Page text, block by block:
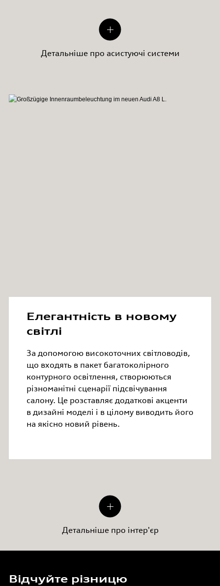
Детальніше про асистуючі системи
Елегантність в новому
світлі
За допомогою високоточних світловодів,
що входять в пакет багатоколірного
контурного освітлення, створюються
різноманітні сценарії підсвічування
салону. Це розставляє додаткові акценти
в дизайні моделі і в цілому виводить його
на якісно новий рівень.
Детальніше про інтер'єр
Відчуйте різницю